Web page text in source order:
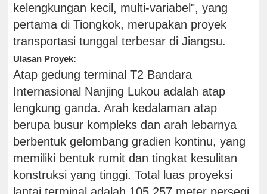
kelengkungan kecil, multi-variabel", yang
pertama di Tiongkok, merupakan proyek
transportasi tunggal terbesar di Jiangsu.
Ulasan Proyek:
Atap gedung terminal T2 Bandara
Internasional Nanjing Lukou adalah atap
lengkung ganda. Arah kedalaman atap
berupa busur kompleks dan arah lebarnya
berbentuk gelombang gradien kontinu, yang
memiliki bentuk rumit dan tingkat kesulitan
konstruksi yang tinggi. Total luas proyeksi
lantai terminal adalah 105.257 meter persegi,